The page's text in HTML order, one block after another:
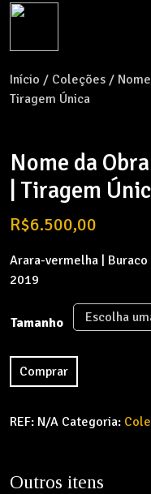
Início / Coleções / Nome
Tiragem Única
Nome da
| Tiragem
R$6.500,00
Arara-vermelha | Buraco
2019
Tamanho
Comprar
REF: N/A Categoria:
Outros itens